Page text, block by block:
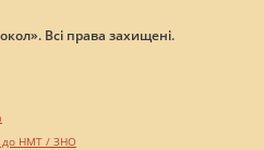
Всі права захищені.
до НМТ / ЗНО